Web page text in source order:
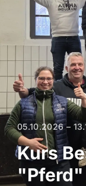
05.10.2026 –
Kurs
"Pferd"